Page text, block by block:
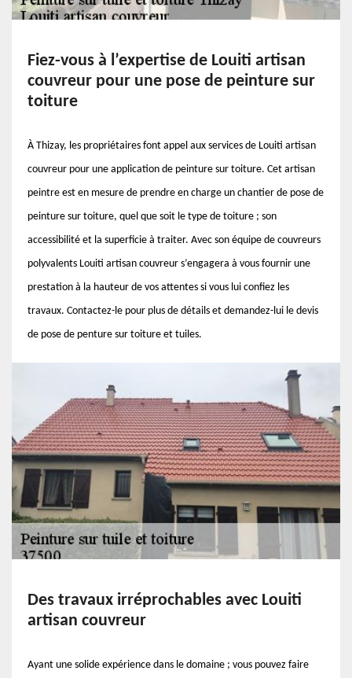
Fiez-vous à l’expertise de Louiti artisan
couvreur pour une pose de peinture sur
toiture
À Thizay, les propriétaires font appel aux services de Louiti artisan
couvreur pour une application de peinture sur toiture. Cet artisan
peintre est en mesure de prendre en charge un chantier de pose de
peinture sur toiture, quel que soit le type de toiture ; son
accessibilité et la superficie à traiter. Avec son équipe de couvreurs
polyvalents Louiti artisan couvreur s’engagera à vous fournir une
prestation à la hauteur de vos attentes si vous lui confiez les
travaux. Contactez-le pour plus de détails et demandez-lui le devis
de pose de penture sur toiture et tuiles.
Des travaux irréprochables avec Louiti
artisan couvreur
Ayant une solide expérience dans le domaine ; vous pouvez faire